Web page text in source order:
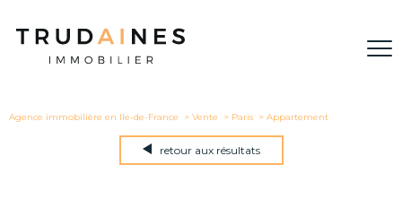
Agence immobilière en Ile-de-France Vente Paris Appartement
retour aux résultats